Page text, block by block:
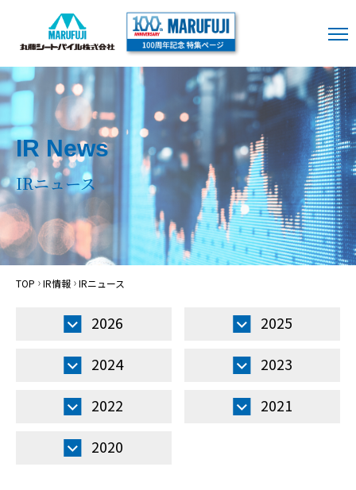
IR News
IRニュース
TOP IR情報 IRニュース
2026
2025
2024
2023
2022
2021
2020